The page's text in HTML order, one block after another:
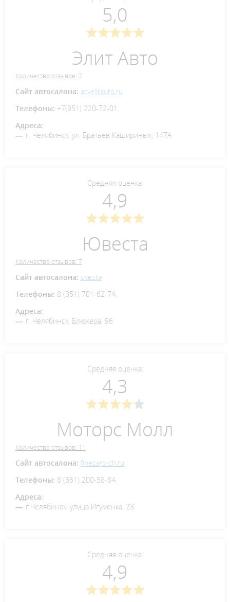
5,0
Элит Авто
Количество отзывов: 7
Сайт автосалона: ac-elitauto.ru
Телефоны: +7(351) 220-72-01.
Адреса:
г. Челябинск, ул. Братьев Кашириных, 147А
Средняя оценка:
4,9
Ювеста
Количество отзывов: 7
Сайт автосалона: uvesta
Телефоны: 8 (351) 701-62-74.
Адреса:
г. Челябинск, Блюхера, 96
Средняя оценка:
4,3
Моторс Молл
Количество отзывов: 11
Сайт автосалона: finecars-ch.ru
Телефоны: 8 (351) 200-58-84.
Адреса:
г.Челябинск, улица Игуменка, 23
Средняя оценка:
4,9